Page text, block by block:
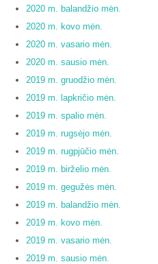
2020 m. balandžio mėn.
2020 m. kovo mėn.
2020 m. vasario mėn.
2020 m. sausio mėn.
2019 m. gruodžio mėn.
2019 m. lapkričio mėn.
2019 m. spalio mėn.
2019 m. rugsėjo mėn.
2019 m. rugpjūčio mėn.
2019 m. birželio mėn.
2019 m. gegužės mėn.
2019 m. balandžio mėn.
2019 m. kovo mėn.
2019 m. vasario mėn.
2019 m. sausio mėn.